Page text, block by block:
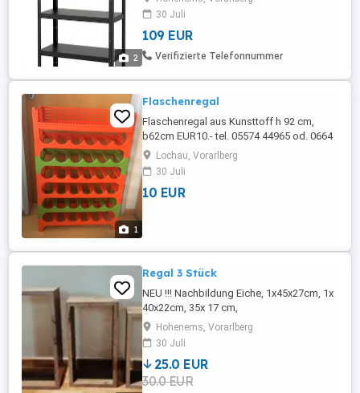
2
Wegzug günstig abzugeben. Keine
Gebrauchsspuren. Die Website von IKEA
liefert Antworten auf Fragen. Neupreis 129
. Rechtlicher Hinweis: Da es sich um einen
30 Juli
109 EUR
Verifizierte Telefonnummer
1
Flaschenregal
Flaschenregal aus Kunsttoff h 92 cm,
b62cm EUR10.- tel. 05574 44965 od. 0664
89 06 999#weihnachtsgeld
Lochau, Vorarlberg
30 Juli
10 EUR
Regal 3 Stück
NEU !!! Nachbildung Eiche, 1x45x27cm, 1x
40x22cm, 35x 17 cm,
Hohenems, Vorarlberg
30 Juli
25.0 EUR
30.0 EUR